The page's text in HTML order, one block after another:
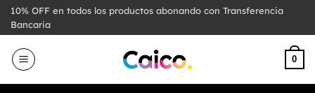
Saltar
10% OFF en todos los productos abonando con Transferencia
Bancaria
0